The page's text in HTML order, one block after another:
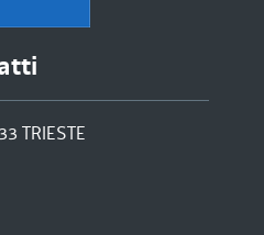
TRIESTE